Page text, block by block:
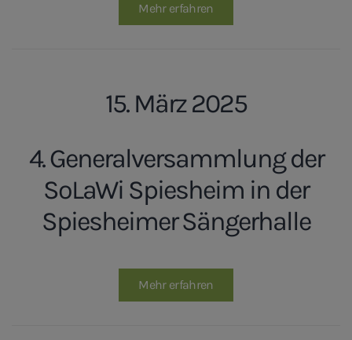
Mehr erfahren
15. März 2025
4. Generalversammlung der
SoLaWi Spiesheim in der
Spiesheimer Sängerhalle
Mehr erfahren